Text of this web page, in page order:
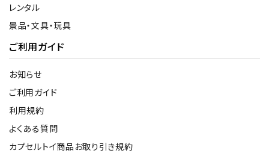
レンタル
景品・文具・玩具
ご利用ガイド
お知らせ
ご利用ガイド
利用規約
よくある質問
カプセルトイ商品お取り引き規約